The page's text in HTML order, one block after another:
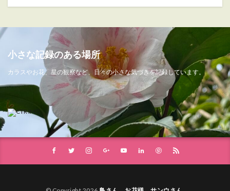
小さな記録のある場所
カラスやお花、星の観察など、日々の小さな気づきを記録しています。